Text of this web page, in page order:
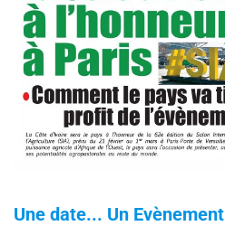
Une date... Un Evènement